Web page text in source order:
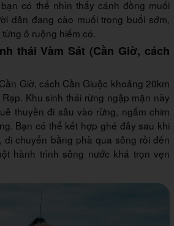
có thể nhìn thấy cánh đồng muối
dân đang cào muối trong buổi sớm,
ô ruộng hiếm có.
thái Vàm Sát (Cần Giờ, cách
Giờ, cách Cần Giuộc khoảng 20km
Khu sinh thái rừng ngập mặn này
thuyền đi sâu vào rừng, ngắm chim
Bạn có thể kết hợp ghé đây sau khi
di chuyển bằng phà qua sông rồi đến
hành trình sông nước khá trọn vẹn